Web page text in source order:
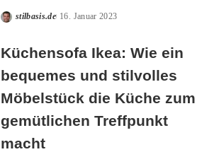
Posted
stilbasis.de 16. Januar 2023
Küchensofa Ikea: Wie ein
bequemes und stilvolles
Möbelstück die Küche zum
gemütlichen Treffpunkt
macht